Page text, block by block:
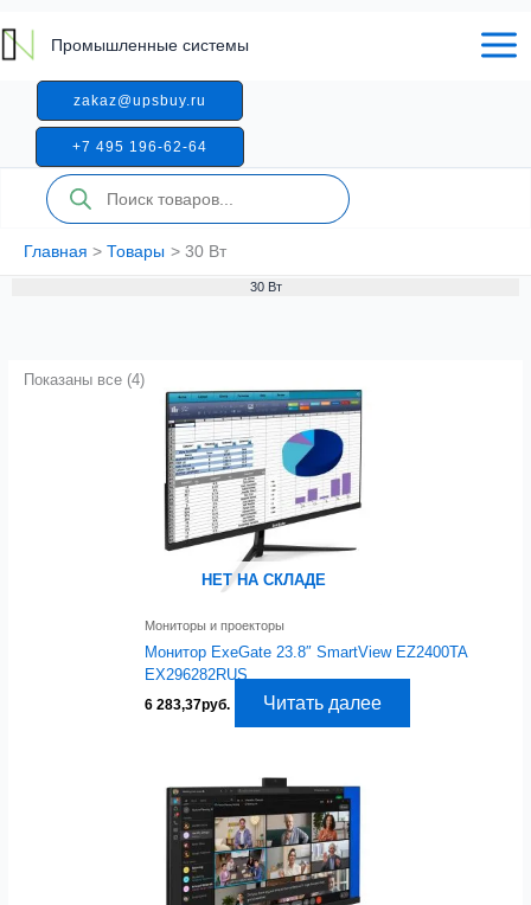
к
содержимому
Промышленные системы
zakaz@upsbuy.ru
+7 495 196-62-64
Поиск
товаров
Главная Товары 30 Вт
30 Вт
Показаны все (4)
НЕТ НА СКЛАДЕ
Мониторы и проекторы
Монитор ExeGate 23.8″ SmartView EZ2400TA
EX296282RUS
6 283,37руб. Читать далее